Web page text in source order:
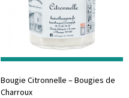
Bougie Citronnelle – Bougies de
Charroux